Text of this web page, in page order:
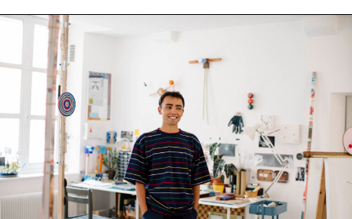
PROGRAMMATION
MAGAZINE
ESPACES DE PRATIQUE ARTISTIQUE ↓
Recherche
Connexion